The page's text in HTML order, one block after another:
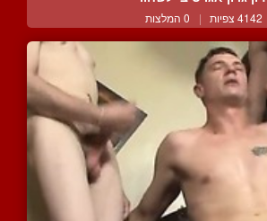
4142 צפיות | 0 המלצות